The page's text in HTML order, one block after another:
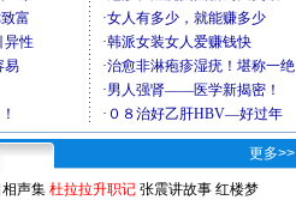
更多>>
声集 杜拉拉升职记 张震讲故事 红楼梦